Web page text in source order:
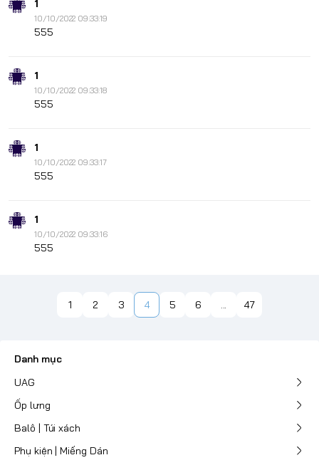
1
10/10/2022 09:33:19
555
1
10/10/2022 09:33:18
555
1
10/10/2022 09:33:17
555
1
10/10/2022 09:33:16
555
1 2 3 4 5 6 ... 47
Danh mục
UAG
Ốp lưng
Balô | Túi xách
Phụ kiện | Miếng Dán